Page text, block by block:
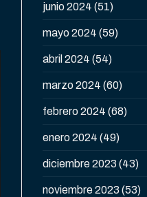
junio 2024 (51)
mayo 2024 (59)
abril 2024 (54)
marzo 2024 (60)
febrero 2024 (68)
enero 2024 (49)
diciembre 2023 (43)
noviembre 2023 (53)